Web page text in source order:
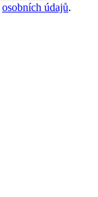
osobních údajů.